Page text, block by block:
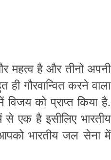
महत्व है और तीनो अपनी
गौरवान्वित करने वाला
को प्राप्त किया है.
एक है इसीलिए भारतीय
भारतीय जल सेना में